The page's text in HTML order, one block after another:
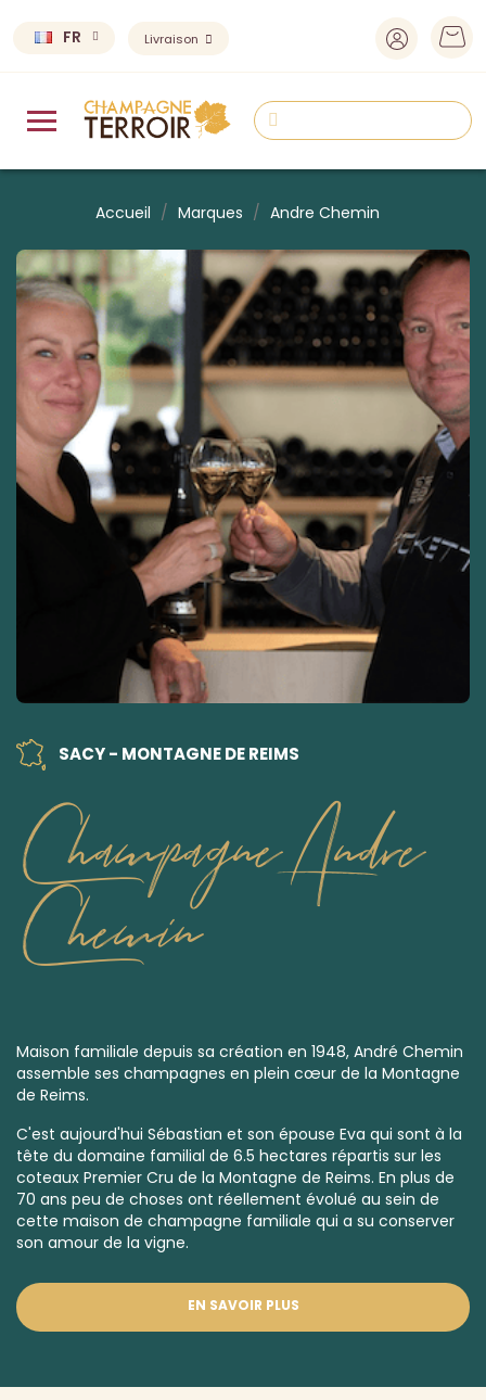
FR Livraison
Accueil Marques Andre Chemin
SACY - MONTAGNE DE REIMS
Champagne Andre
Chemin
Maison familiale depuis sa création en 1948, André Chemin
assemble ses champagnes en plein cœur de la Montagne
de Reims.
C'est aujourd'hui Sébastian et son épouse Eva qui sont à la
tête du domaine familial de 6.5 hectares répartis sur les
coteaux Premier Cru de la Montagne de Reims. En plus de
70 ans peu de choses ont réellement évolué au sein de
cette maison de champagne familiale qui a su conserver
son amour de la vigne.
EN SAVOIR PLUS